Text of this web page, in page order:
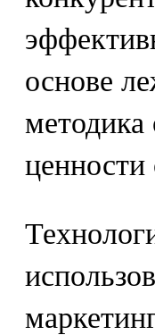
основе
методика
ценности